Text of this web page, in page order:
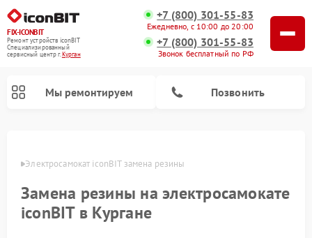
FIX-ICONBIT
Ремонт устройств iconBIT
Специализированный
cервисный центр г.Курган
+7 (800) 301-55-83
Ежедневно, с 10:00 до 20:00
+7 (800) 301-55-83
Звонок бесплатный по РФ
Мы ремонтируем Позвонить
Электросамокат iconBIT замена резины
Замена резины на электросамокате
iconBIT в Кургане